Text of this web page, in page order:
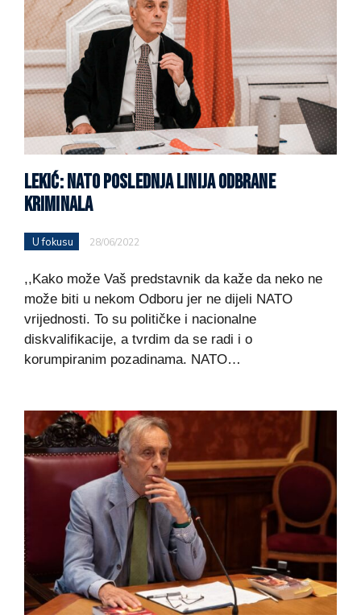
LEKIĆ: NATO POSLEDNJA LINIJA ODBRANE
KRIMINALA
U fokusu 28/06/2022
,,Kako može Vaš predstavnik da kaže da neko ne
može biti u nekom Odboru jer ne dijeli NATO
vrijednosti. To su političke i nacionalne
diskvalifikacije, a tvrdim da se radi i o
korumpiranim pozadinama. NATO…